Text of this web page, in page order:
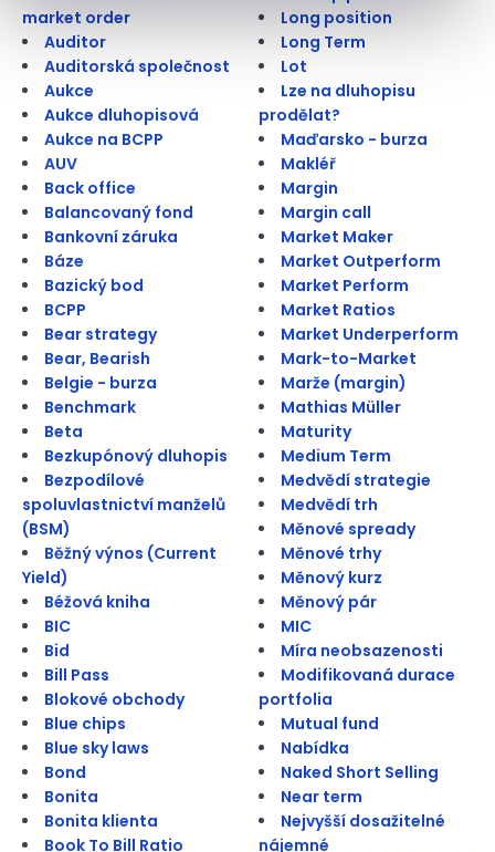
market order
Auditor
Auditorská společnost
Aukce
Aukce dluhopisová
Aukce na BCPP
AUV
Back office
Balancovaný fond
Bankovní záruka
Báze
Bazický bod
BCPP
Bear strategy
Bear, Bearish
Belgie - burza
Benchmark
Beta
Bezkupónový dluhopis
Bezpodílové
spoluvlastnictví manželů
(BSM)
Běžný výnos (Current
Yield)
Béžová kniha
BIC
Bid
Bill Pass
Blokové obchody
Blue chips
Blue sky laws
Bond
Bonita
Bonita klienta
Book To Bill Ratio
Long position
Long Term
Lot
Lze na dluhopisu
prodělat?
Maďarsko - burza
Makléř
Margin
Margin call
Market Maker
Market Outperform
Market Perform
Market Ratios
Market Underperform
Mark-to-Market
Marže (margin)
Mathias Müller
Maturity
Medium Term
Medvědí strategie
Medvědí trh
Měnové spready
Měnové trhy
Měnový kurz
Měnový pár
MIC
Míra neobsazenosti
Modifikovaná durace
portfolia
Mutual fund
Nabídka
Naked Short Selling
Near term
Nejvyšší dosažitelné
nájemné